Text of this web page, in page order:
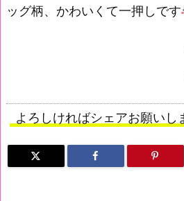
ッグ柄、かわいくて一押しです
よろしければシェアお願いし